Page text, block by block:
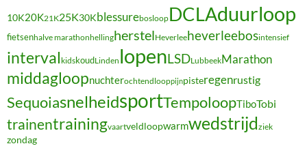
10K20K21K25K30KblessurebosloopDCLAduurloop
fietsenhalve marathonhellingherstelHeverleeheverleebosintensief
interval kidskoudLinden lopenLSDLubbeekMarathon
middagloopnuchterochtendlooppijnpisteregenrustig
SequoiasnelheidsportTempoloopTiboTobi
trainentrainingvaartveldloopwarmwedstrijdziek
zondag